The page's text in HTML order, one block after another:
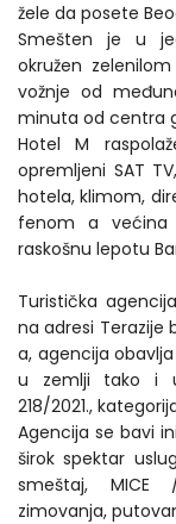
žele da posete
Smešten je u
okružen
vožnje od
minuta od centra
Hotel M
opremljeni SAT
hotela, klimom,
fenom a
raskošnu lepotu
Turistička
na adresi Terazije
a, agencija
u zemlji tako i u
218/2021.,
Agencija se bavi
širok spektar
smeštaj, MICE
zimovanja,